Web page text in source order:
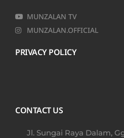
MUNZALAN TV
MUNZALAN.OFFICIAL
PRIVACY POLICY
CONTACT US
Jl. Sungai Raya Dalam,